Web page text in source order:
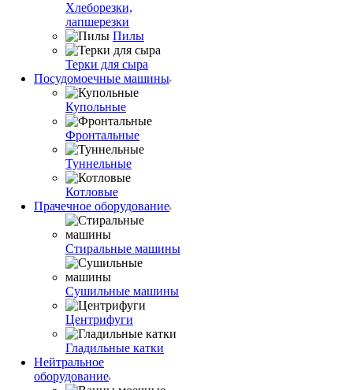
Хлеборезки,
лапшерезки
Пилы
Терки для сыра
Посудомоечные машины
Купольные
Фронтальные
Туннельные
Котловые
Прачечное оборудование
Стиральные машины
Сушильные машины
Центрифуги
Гладильные катки
Нейтральное
оборудование